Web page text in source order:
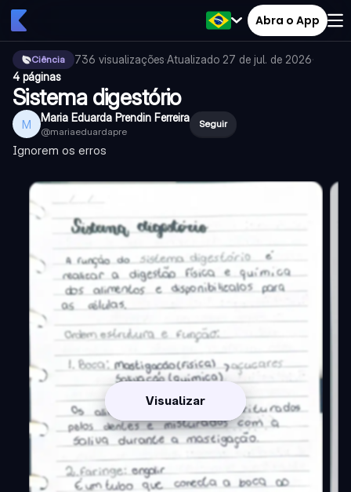
Abra o App
Ciência 736 visualizações·Atualizado 27 de jul. de 2026·
4 páginas
Sistema digestório
M Maria Eduarda Prendin Ferreira
@mariaeduardapre
Seguir
Ignorem os erros
Visualizar